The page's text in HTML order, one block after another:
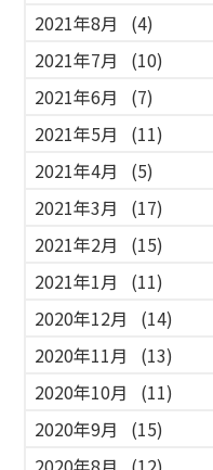
2021年8月
(4)
2021年7月
(10)
2021年6月
(7)
2021年5月
(11)
2021年4月
(5)
2021年3月
(17)
2021年2月
(15)
2021年1月
(11)
2020年12月
(14)
2020年11月
(13)
2020年10月
(11)
2020年9月
(15)